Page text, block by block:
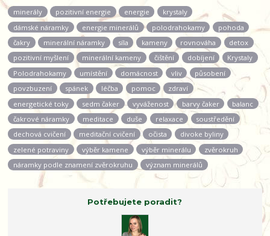
minerály pozitivní energie energie
krystaly
dámské náramky
energie minerálů polodrahokamy
pohoda
čakry
minerální náramky síla kameny rovnováha
detox
pozitivní myšlení
minerální kameny čištění dobíjení
Krystaly
Polodrahokamy
umístění domácnost vliv
působení
povzbuzení
spánek léčba pomoc
zdraví
energetické toky
sedm čaker vyváženost barvy čaker
balanc
čakrové náramky
meditace duše relaxace
soustředění
dechová cvičení
meditační cvičení očista
divoke byliny
zelené potraviny
výběr kamene výběr minerálu
zvěrokruh
náramky podle znamení zvěrokruhu
význam minerálů
Potřebujete poradit?